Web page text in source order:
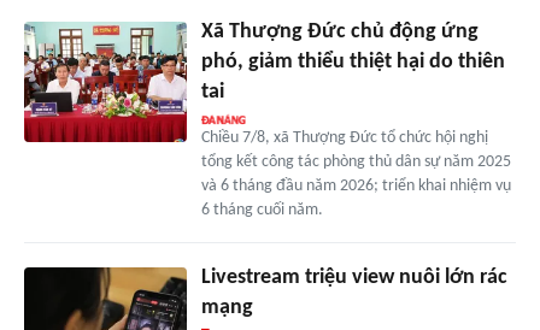
Xã Thượng Đức chủ động ứng
phó, giảm thiểu thiệt hại do thiên
tai
Chiều 7/8, xã Thượng Đức tổ chức hội nghị
tổng kết công tác phòng thủ dân sự năm 2025
và 6 tháng đầu năm 2026; triển khai nhiệm vụ
6 tháng cuối năm.
Livestream triệu view nuôi lớn rác
mạng